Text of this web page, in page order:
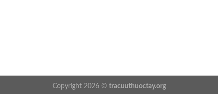
Copyright 2026 © tracuuthuoctay.org